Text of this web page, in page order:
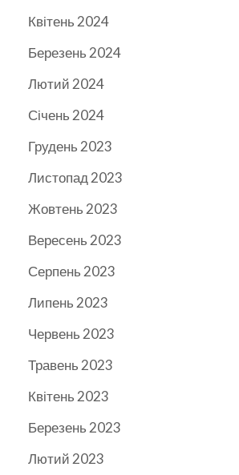
Квітень 2024
Березень 2024
Лютий 2024
Січень 2024
Грудень 2023
Листопад 2023
Жовтень 2023
Вересень 2023
Серпень 2023
Липень 2023
Червень 2023
Травень 2023
Квітень 2023
Березень 2023
Лютий 2023